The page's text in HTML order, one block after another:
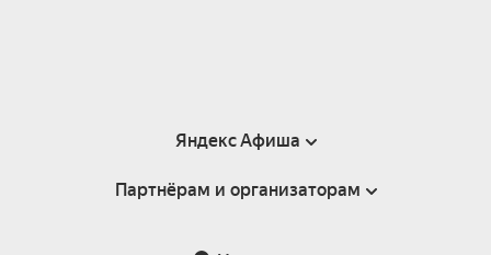
Яндекс Афиша
Справка
Партнёрам и организаторам